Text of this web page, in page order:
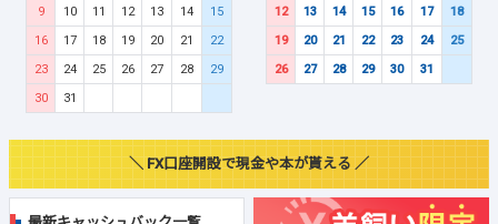
9
10 11 12 13 14
15
16
17 18 19 20 21
22
23
24 25 26 27 28
29
30
31
12
13 14 15 16 17
18
19
20 21 22 23 24
25
26
27 28 29 30 31
＼ FX口座開設で現金や本が貰える ／